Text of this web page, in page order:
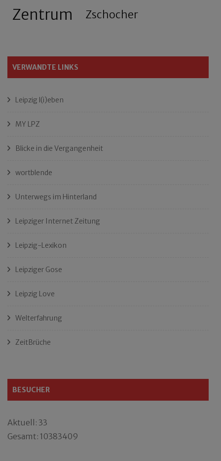
Zentrum Zschocher
VERWANDTE LINKS
Leipzig l(i)eben
MY LPZ
Blicke in die Vergangenheit
wortblende
Unterwegs im Hinterland
Leipziger Internet Zeitung
Leipzig-Lexikon
Leipziger Gose
Leipzig Love
Welterfahrung
ZeitBrüche
BESUCHER
Aktuell: 33
Gesamt: 10383409